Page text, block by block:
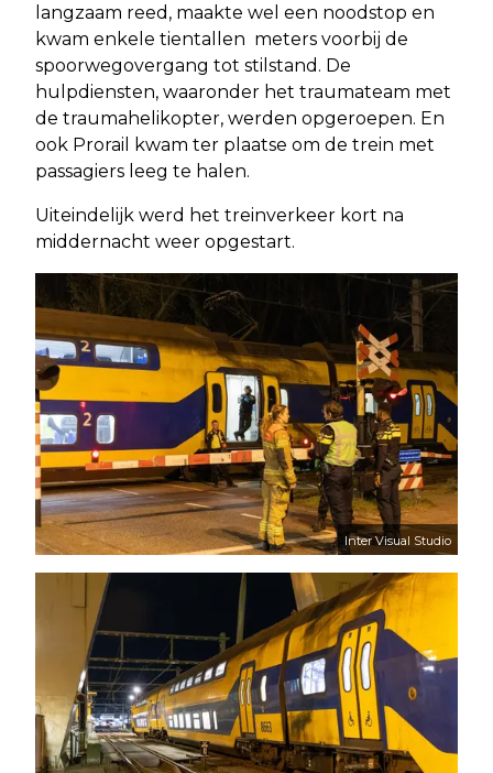
langzaam reed, maakte wel een noodstop en
kwam enkele tientallen meters voorbij de
spoorwegovergang tot stilstand. De
hulpdiensten, waaronder het traumateam met
de traumahelikopter, werden opgeroepen. En
ook Prorail kwam ter plaatse om de trein met
passagiers leeg te halen.
Uiteindelijk werd het treinverkeer kort na
middernacht weer opgestart.
Inter Visual Studio